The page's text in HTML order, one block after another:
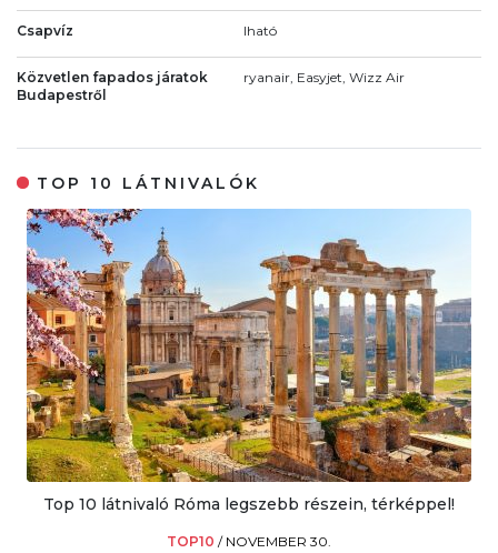
Csapvíz Iható
Közvetlen fapados járatok
Budapestről
ryanair, Easyjet, Wizz Air
TOP 10 LÁTNIVALÓK
Top 10 látnivaló Róma legszebb részein, térképpel!
TOP10 / NOVEMBER 30.